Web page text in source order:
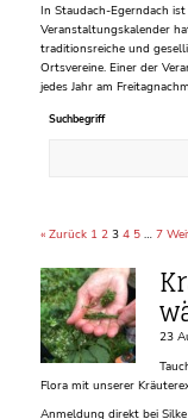
In Staudach-Egerndach
Veranstaltungskalender
traditionsreiche und
Ortsvereine. Einer der
jedes Jahr am
Suchbegriff
« Zurück 1 2 3 4 5 … 7
23
Flora mit unserer
Anmeldung direkt bei